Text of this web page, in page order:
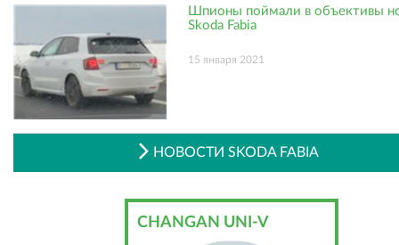
Шпионы поймали в объективы
Skoda Fabia
15 января 2021
НОВОСТИ SKODA FABIA
CHANGAN UNI-V